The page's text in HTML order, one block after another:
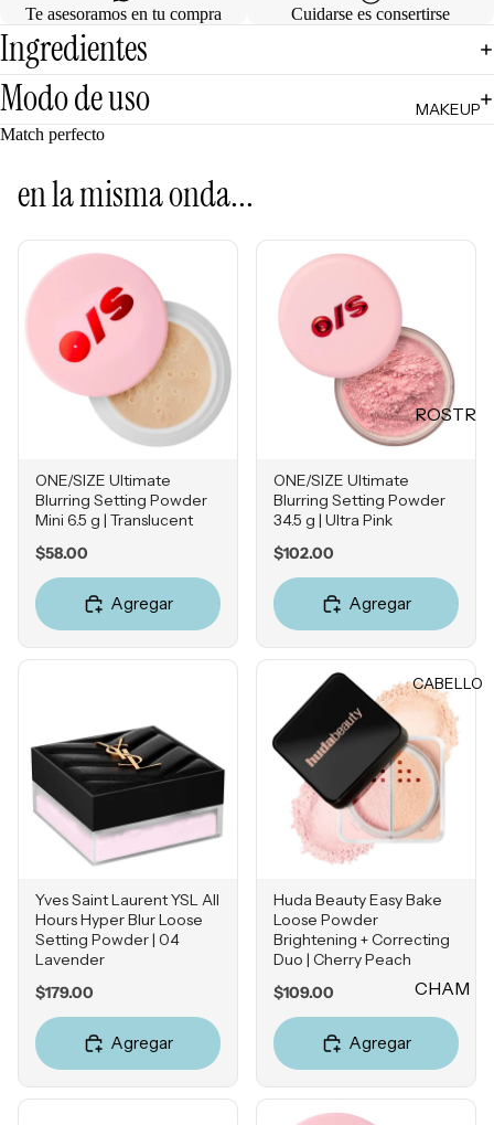
Care
Todos
Sol de
Favorites
Rhode
e.l.f.
Rare
Exfoliant
Mists
Ojos
Hidratan
tes
Protecto
INGRE
DIENTE
Vitamina
Retinol
Ácido
Salicílico
Niacina
Ácido
Tranexá
Ácido
Azelaico
Ácido
Glicólico
Péptidos
MAKEUP
ROSTR
O
Bases
Bronzers
Iluminad
ores
Polvos
Fijadores
maquillaj
e
OJOS
Cejas
Máscara
s para
CABELLO
CHAM
PÚ &
ACON
DICION
ADOR
Te asesoramos en tu compra Cuidarse es consertirse
Ingredientes
Modo de uso
Match perfecto
en la misma onda...
ONE/SIZE Ultimate
Blurring Setting Powder
Mini 6.5 g | Translucent
Price
$58.00
Agregar
ONE/SIZE Ultimate
Blurring Setting Powder
34.5 g | Ultra Pink
Price
$102.00
Agregar
Yves Saint Laurent YSL All
Hours Hyper Blur Loose
Setting Powder | 04
Lavender
Price
$179.00
Agregar
Huda Beauty Easy Bake
Loose Powder
Brightening + Correcting
Duo | Cherry Peach
Price
$109.00
Agregar